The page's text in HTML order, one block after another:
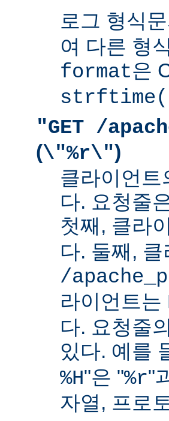
로그 형식
여 다른 형
format은
"GET /
(\"%r\")
클라이언트
다. 요청줄
첫째, 클라
다. 둘째,
/
라이언트는
다. 요청줄
있다. 예를
%H"은 "%r"
자열, 프로